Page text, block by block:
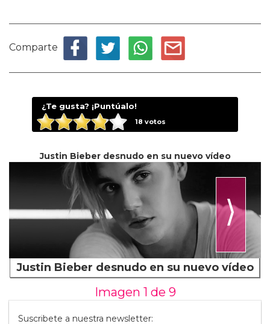
Comparte
¿Te gusta? ¡Puntúalo!
18 votos
Justin Bieber desnudo en su nuevo vídeo
⟩
Justin Bieber desnudo en su nuevo vídeo
Imagen 1 de 9
Suscribete a nuestra newsletter: